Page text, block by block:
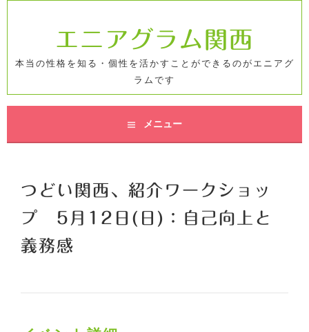
ス
ッ
エニアグラム関西
本当の性格を知る・個性を活かすことができるのがエニアグ
ラムです
メニュー
つどい関西、紹介ワークショッ
プ 5月12日(日)：自己向上と
義務感